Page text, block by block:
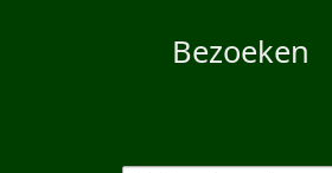
Bezoeken